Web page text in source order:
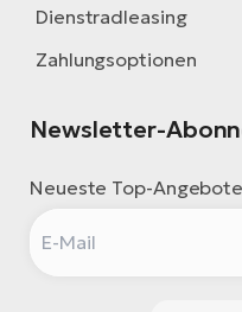
Dienstradleasing
Zahlungsoptionen
Newsletter-
Neueste Top-